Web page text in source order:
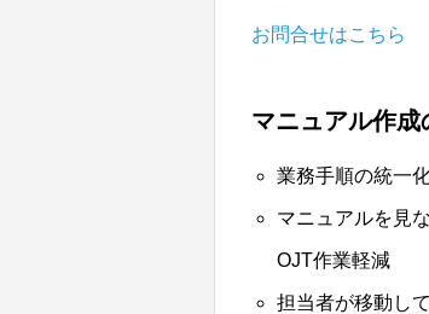
お問合せはこちら
マニュアル作成
業務手順の統一
マニュアルを見
OJT作業軽減
担当者が移動し